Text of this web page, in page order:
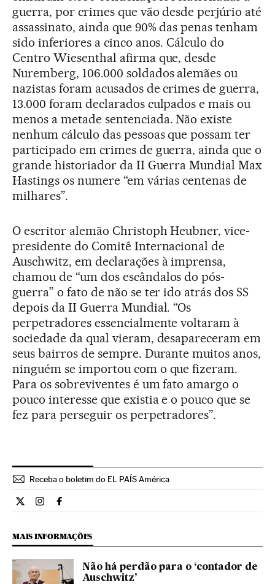
guerra, por crimes que vão desde perjúrio até
assassinato, ainda que 90% das penas tenham
sido inferiores a cinco anos. Cálculo do
Centro Wiesenthal afirma que, desde
Nuremberg, 106.000 soldados alemães ou
nazistas foram acusados de crimes de guerra,
13.000 foram declarados culpados e mais ou
menos a metade sentenciada. Não existe
nenhum cálculo das pessoas que possam ter
participado em crimes de guerra, ainda que o
grande historiador da II Guerra Mundial Max
Hastings os numere “em várias centenas de
milhares”.
O escritor alemão Christoph Heubner, vice-
presidente do Comitê Internacional de
Auschwitz, em declarações à imprensa,
chamou de “um dos escândalos do pós-
guerra” o fato de não se ter ido atrás dos SS
depois da II Guerra Mundial. “Os
perpetradores essencialmente voltaram à
sociedade da qual vieram, desapareceram em
seus bairros de sempre. Durante muitos anos,
ninguém se importou com o que fizeram.
Para os sobreviventes é um fato amargo o
pouco interesse que existia e o pouco que se
fez para perseguir os perpetradores”.
Receba o boletim do EL PAÍS América
Internacional El País Brasil en Twitter
Internacional El País Brasil en Instagram
Internacional El País Brasil en Facebook
MAIS INFORMAÇÕES
Não há perdão para o ‘contador de
Auschwitz’